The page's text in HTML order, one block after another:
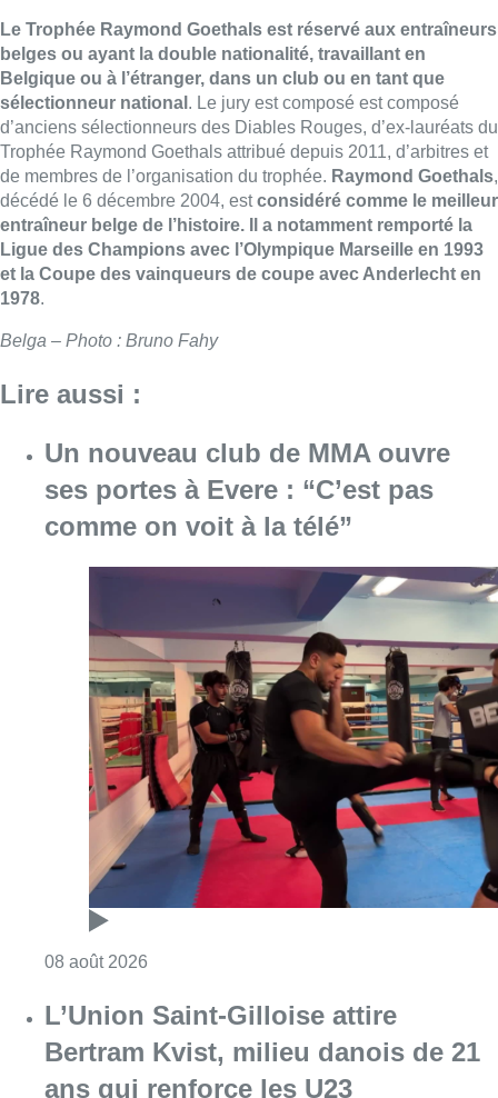
Le Trophée Raymond Goethals est réservé aux entraîneurs
belges ou ayant la double nationalité, travaillant en
Belgique ou à l’étranger, dans un club ou en tant que
sélectionneur national . Le jury est composé est composé
d’anciens sélectionneurs des Diables Rouges, d’ex-lauréats du
Trophée Raymond Goethals attribué depuis 2011, d’arbitres et
de membres de l’organisation du trophée. Raymond Goethals,
décédé le 6 décembre 2004, estconsidéré comme le meilleur
entraîneur belge de l’histoire. Il a notamment remporté la
Ligue des Champions avec l’Olympique Marseille en 1993
et la Coupe des vainqueurs de coupe avec Anderlecht en
1978.
Belga – Photo : Bruno Fahy
Lire aussi :
Un nouveau club de MMA ouvre
ses portes à Evere : “C’est pas
comme on voit à la télé”
08 août 2026
L’Union Saint-Gilloise attire
Bertram Kvist, milieu danois de 21
ans qui renforce les U23